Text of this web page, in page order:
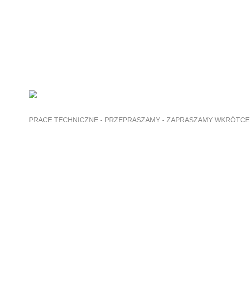
PRACE TECHNICZNE - PRZEPRASZAMY - ZAPRASZAMY WKRÓTCE